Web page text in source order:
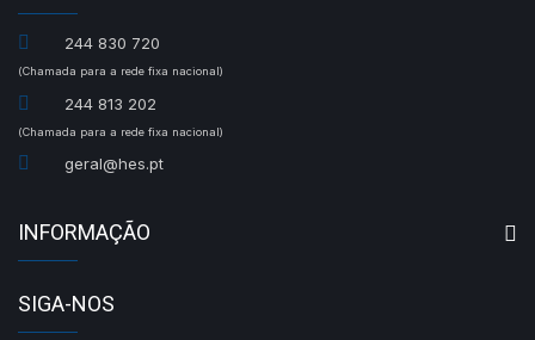
244 830 720
(Chamada para a rede fixa nacional)
244 813 202
(Chamada para a rede fixa nacional)
geral@hes.pt
INFORMAÇÃO
SIGA-NOS